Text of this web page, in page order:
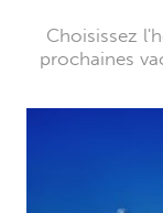
Choisissez
prochaines